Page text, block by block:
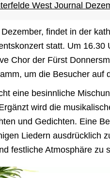
West Journal
findet in der
statt. Um 16.30
Chor der Fürst
um die Besucher auf
eine besinnliche
wird die
und Gedichten. Eine
Liedern ausdrücklich
festliche Atmosphäre zu